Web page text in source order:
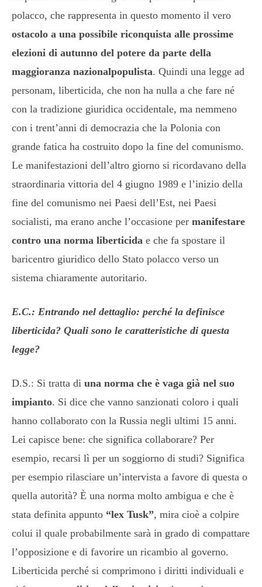
polacco, che rappresenta in questo momento il vero
ostacolo a una possibile riconquista alle prossime
elezioni di autunno del potere da parte della
maggioranza nazionalpopulista. Quindi una legge ad
personam, liberticida, che non ha nulla a che fare né
con la tradizione giuridica occidentale, ma nemmeno
con i trent’anni di democrazia che la Polonia con
grande fatica ha costruito dopo la fine del comunismo.
Le manifestazioni dell’altro giorno si ricordavano della
straordinaria vittoria del 4 giugno 1989 e l’inizio della
fine del comunismo nei Paesi dell’Est, nei Paesi
socialisti, ma erano anche l’occasione per manifestare
contro una norma liberticida e che fa spostare il
baricentro giuridico dello Stato polacco verso un
sistema chiaramente autoritario.
E.C.: Entrando nel dettaglio: perché la definisce
liberticida? Quali sono le caratteristiche di questa
legge?
D.S.: Si tratta di una norma che è vaga già nel suo
impianto. Si dice che vanno sanzionati coloro i quali
hanno collaborato con la Russia negli ultimi 15 anni.
Lei capisce bene: che significa collaborare? Per
esempio, recarsi lì per un soggiorno di studi? Significa
per esempio rilasciare un’intervista a favore di questa o
quella autorità? È una norma molto ambigua e che è
stata definita appunto “lex Tusk”, mira cioè a colpire
colui il quale probabilmente sarà in grado di compattare
l’opposizione e di favorire un ricambio al governo.
Liberticida perché si comprimono i diritti individuali e